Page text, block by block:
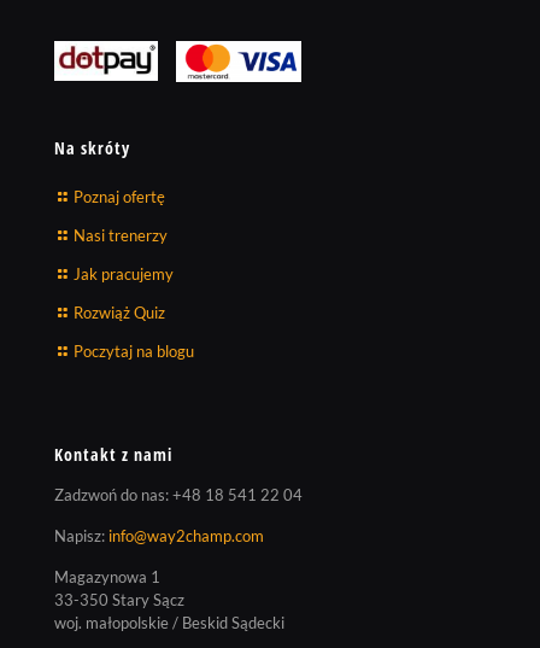
Na skróty
Poznaj ofertę
Nasi trenerzy
Jak pracujemy
Rozwiąż Quiz
Poczytaj na blogu
Kontakt z nami
Zadzwoń do nas:+48 18 541 22 04
Napisz: info@way2champ.com
Magazynowa 1
33-350 Stary Sącz
woj. małopolskie / Beskid Sądecki